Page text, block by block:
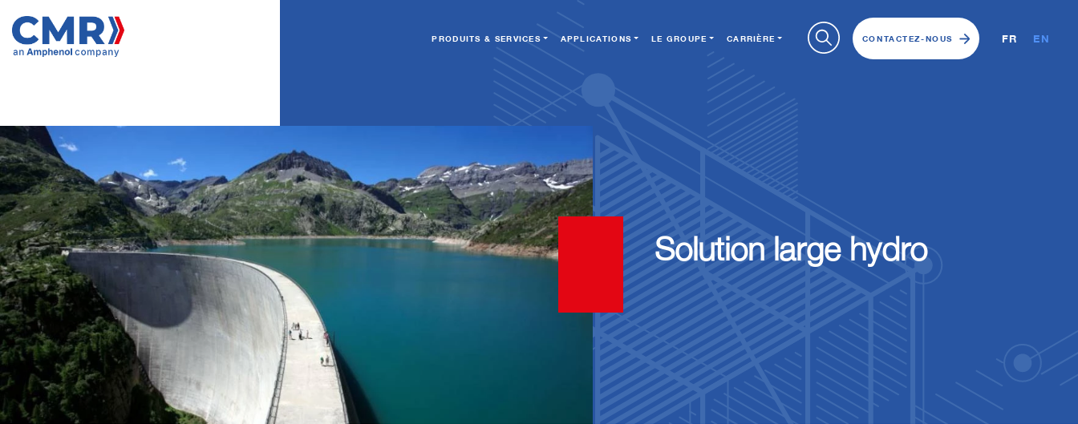
PRODUITS & SERVICES APPLICATIONS LE GROUPE CARRIÈRE CONTACTEZ-NOUS FR EN
Solution large hydro